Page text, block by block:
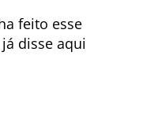
feito esse
disse aqui